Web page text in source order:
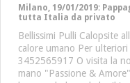
Milano, 19/01/2019:
tutta Italia da privato
Bellissimi Pulli Calopsite
calore umano Per
3452565917 O visita la
mano "Passione &